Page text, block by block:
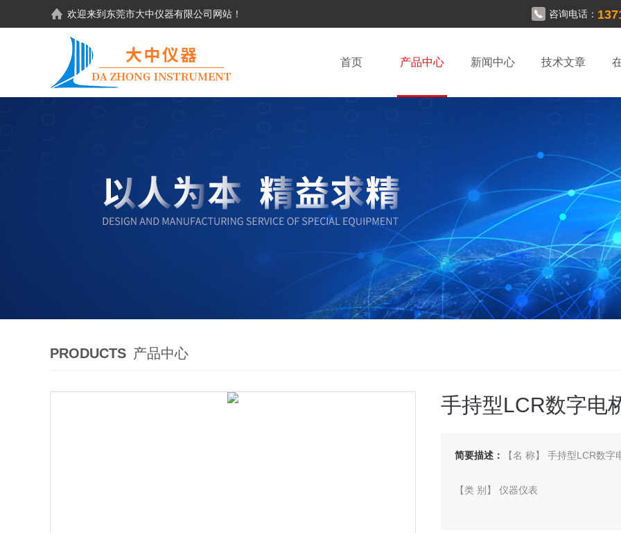
欢迎来到东莞市大中仪器有限公司网站！ 咨询电话：
首页 产品中心 新闻中心 技术文章
PRODUCTS 产品中心
手持型LCR数字电
简要描述： 【名 称】 手持型LCR数字
【类 别】 仪器仪表